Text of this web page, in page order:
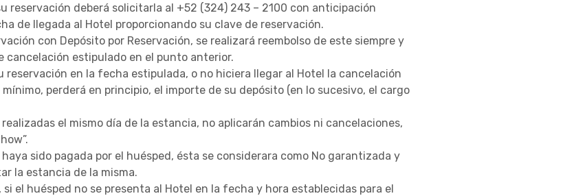
reservación deberá solicitarla al +52 (324) 243 – 2100 con anticipación
de llegada al Hotel proporcionando su clave de reservación.
con Depósito por Reservación, se realizará reembolso de este siempre y
cancelación estipulado en el punto anterior.
reservación en la fecha estipulada, o no hiciera llegar al Hotel la cancelación
perderá en principio, el importe de su depósito (en lo sucesivo, el cargo
el mismo día de la estancia, no aplicarán cambios ni cancelaciones,
sido pagada por el huésped, ésta se considerara como No garantizada y
la estancia de la misma.
el huésped no se presenta al Hotel en la fecha y hora establecidas para el